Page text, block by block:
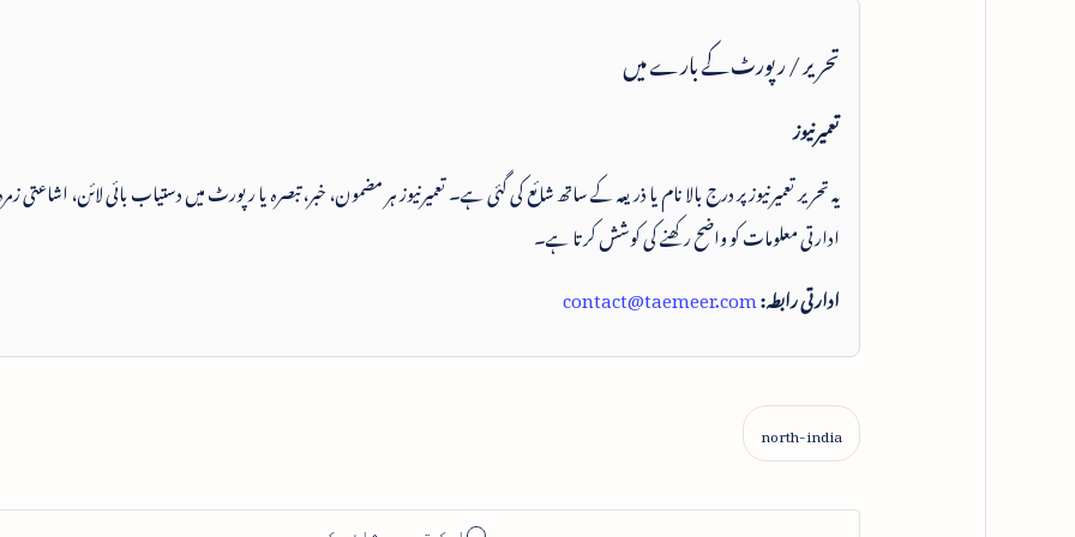
تحریر / رپورٹ کے بارے میں
تعمیرنیوز
یہ تحریر تعمیرنیوز پر درج بالا نام یا ذریعہ کے ساتھ شائع کی گئی ہے۔ تعمیرنیوز ہر مضمون، خبر، تبصرہ یا رپورٹ میں دستیاب بائی لائن، اشاعتی
ادارتی معلومات کو واضح رکھنے کی کوشش کرتا ہے۔
ادارتی رابطہ:contact@taemeer.com